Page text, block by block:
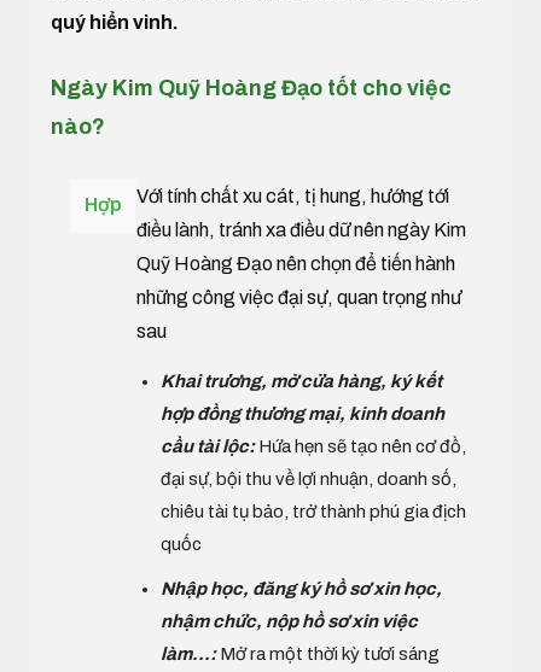
quý hiển vinh.
Ngày Kim Quỹ Hoàng Đạo tốt cho việc
nào?
Hợp
Với tính chất xu cát, tị hung, hướng tới
điều lành, tránh xa điều dữ nên ngày Kim
Quỹ Hoàng Đạo nên chọn để tiến hành
những công việc đại sự, quan trọng như
sau
Khai trương, mở cửa hàng, ký kết
hợp đồng thương mại, kinh doanh
cầu tài lộc:Hứa hẹn sẽ tạo nên cơ đồ,
đại sự, bội thu về lợi nhuận, doanh số,
chiêu tài tụ bảo, trở thành phú gia địch
quốc
Nhập học, đăng ký hồ sơ xin học,
nhậm chức, nộp hồ sơ xin việc
làm...:Mở ra một thời kỳ tươi sáng